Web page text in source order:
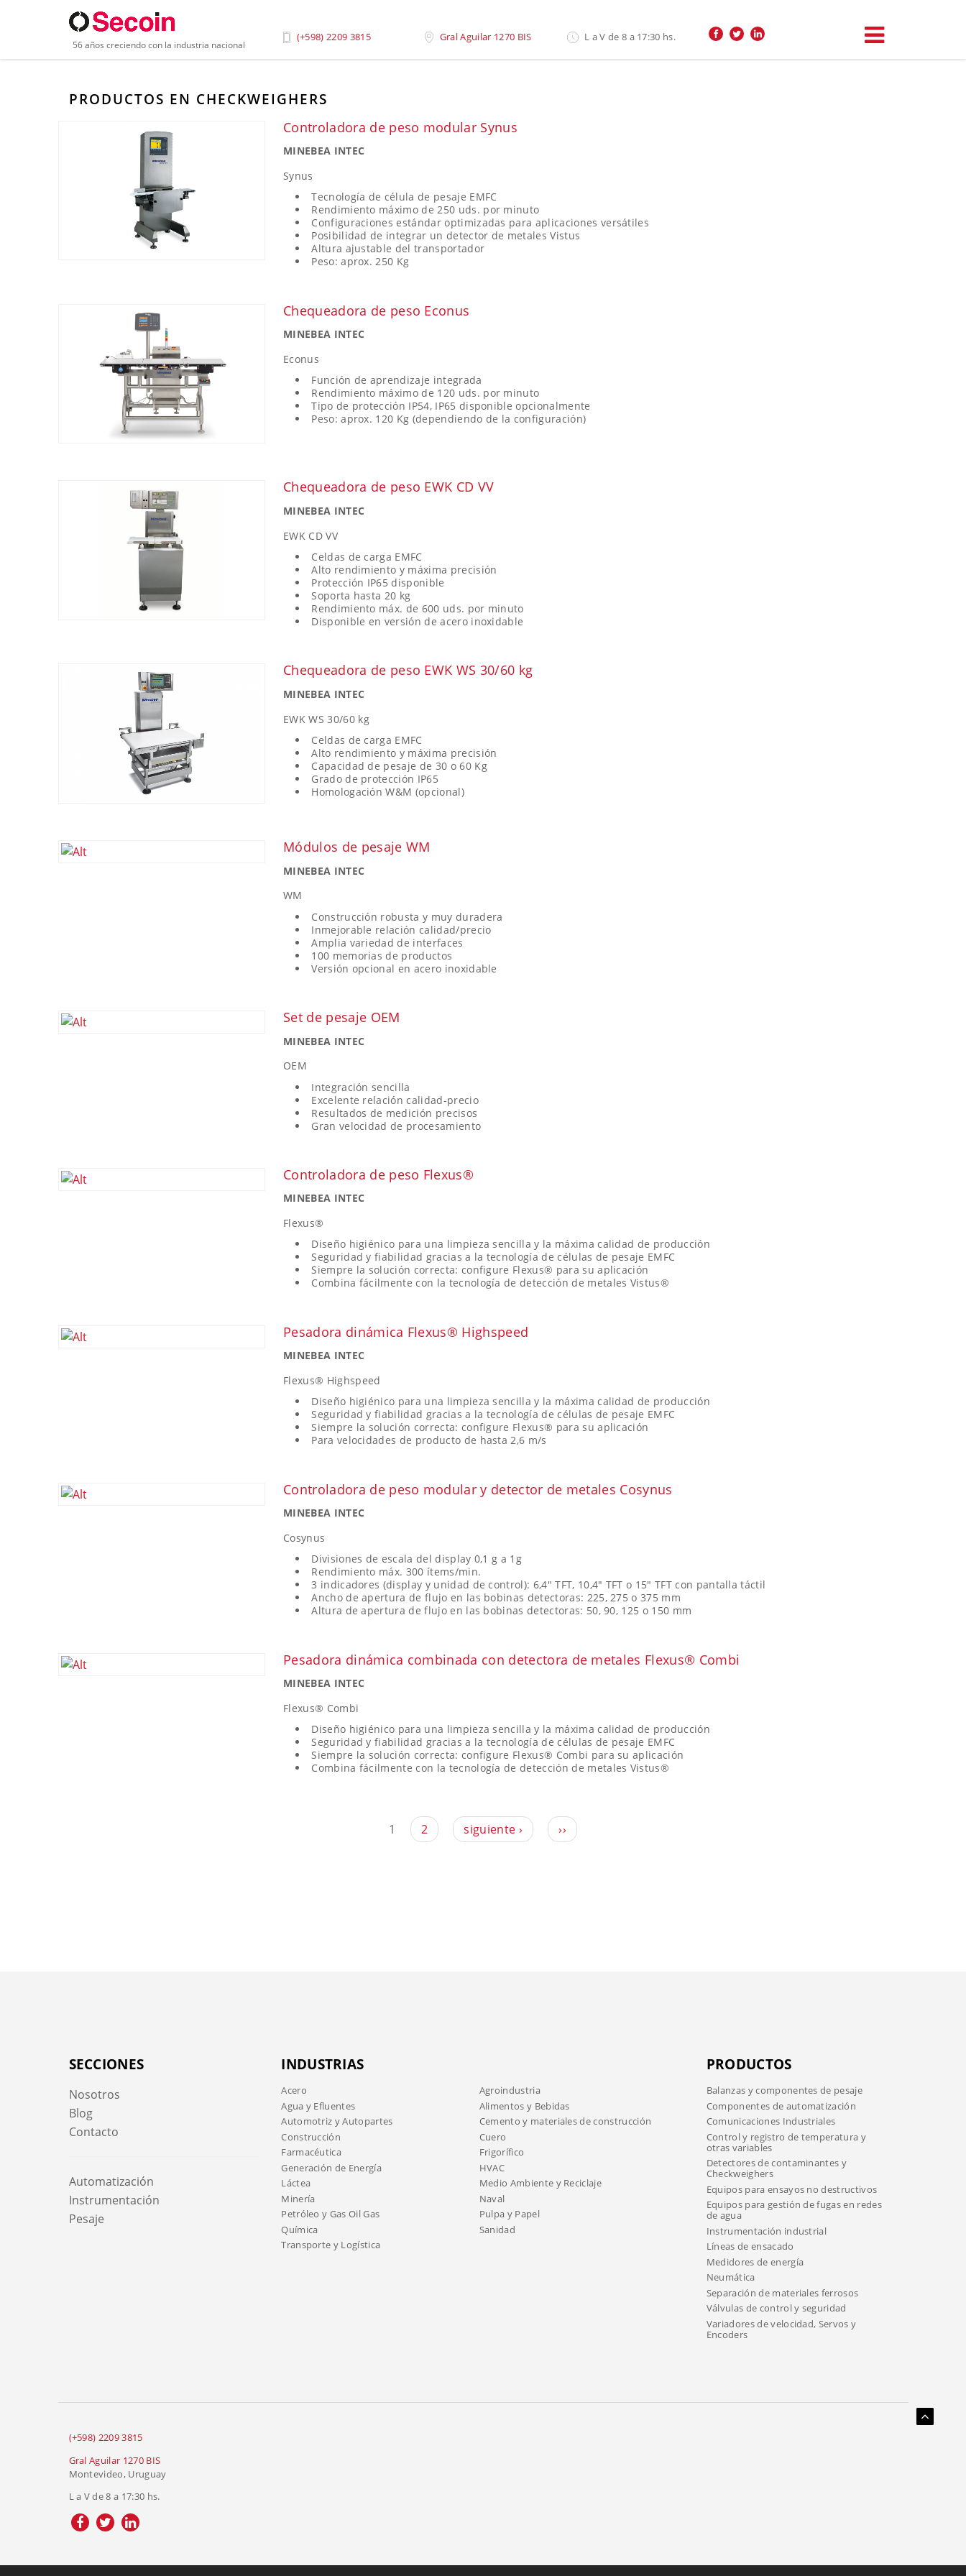
56 años creciendo con la industria nacional
(+598) 2209 3815 Gral Aguilar 1270 BIS L a V de 8 a 17:30 hs.
Inicio » Productos » Balanzas y Componentes de Pesaje » Checkweighers
PRODUCTOS EN CHECKWEIGHERS
Controladora de peso modular Synus
MINEBEA INTEC
Synus
Tecnología de célula de pesaje EMFC
Rendimiento máximo de 250 uds. por minuto
Configuraciones estándar optimizadas para aplicaciones versátiles
Posibilidad de integrar un detector de metales Vistus
Altura ajustable del transportador
Peso: aprox. 250 Kg
Chequeadora de peso Econus
MINEBEA INTEC
Econus
Función de aprendizaje integrada
Rendimiento máximo de 120 uds. por minuto
Tipo de protección IP54, IP65 disponible opcionalmente
Peso: aprox. 120 Kg (dependiendo de la configuración)
Chequeadora de peso EWK CD VV
MINEBEA INTEC
EWK CD VV
Celdas de carga EMFC
Alto rendimiento y máxima precisión
Protección IP65 disponible
Soporta hasta 20 kg
Rendimiento máx. de 600 uds. por minuto
Disponible en versión de acero inoxidable
Chequeadora de peso EWK WS 30/60 kg
MINEBEA INTEC
EWK WS 30/60 kg
Celdas de carga EMFC
Alto rendimiento y máxima precisión
Capacidad de pesaje de 30 o 60 Kg
Grado de protección IP65
Homologación W&M (opcional)
Módulos de pesaje WM
MINEBEA INTEC
WM
Construcción robusta y muy duradera
Inmejorable relación calidad/precio
Amplia variedad de interfaces
100 memorias de productos
Versión opcional en acero inoxidable
Set de pesaje OEM
MINEBEA INTEC
OEM
Integración sencilla
Excelente relación calidad-precio
Resultados de medición precisos
Gran velocidad de procesamiento
Controladora de peso Flexus®
MINEBEA INTEC
Flexus®
Diseño higiénico para una limpieza sencilla y la máxima calidad de producción
Seguridad y fiabilidad gracias a la tecnología de células de pesaje EMFC
Siempre la solución correcta: configure Flexus® para su aplicación
Combina fácilmente con la tecnología de detección de metales Vistus®
Pesadora dinámica Flexus® Highspeed
MINEBEA INTEC
Flexus® Highspeed
Diseño higiénico para una limpieza sencilla y la máxima calidad de producción
Seguridad y fiabilidad gracias a la tecnología de células de pesaje EMFC
Siempre la solución correcta: configure Flexus® para su aplicación
Para velocidades de producto de hasta 2,6 m/s
Controladora de peso modular y detector de metales Cosynus
MINEBEA INTEC
Cosynus
Divisiones de escala del display 0,1 g a 1g
Rendimiento máx. 300 ítems/min.
3 indicadores (display y unidad de control): 6,4" TFT, 10,4" TFT o 15" TFT con pantalla táctil
Ancho de apertura de flujo en las bobinas detectoras: 225, 275 o 375 mm
Altura de apertura de flujo en las bobinas detectoras: 50, 90, 125 o 150 mm
Pesadora dinámica combinada con detectora de metales Flexus® Combi
MINEBEA INTEC
Flexus® Combi
Diseño higiénico para una limpieza sencilla y la máxima calidad de producción
Seguridad y fiabilidad gracias a la tecnología de células de pesaje EMFC
Siempre la solución correcta: configure Flexus® Combi para su aplicación
Combina fácilmente con la tecnología de detección de metales Vistus®
1 2 siguiente › ››
SECCIONES
Nosotros
Blog
Contacto
Automatización
Instrumentación
Pesaje
INDUSTRIAS
Acero
Agroindustria
Agua y Efluentes
Alimentos y Bebidas
Automotriz y Autopartes
Cemento y materiales de construcción
Construcción
Cuero
Farmacéutica
Frigorífico
Generación de Energía
HVAC
Láctea
Medio Ambiente y Reciclaje
Minería
Naval
Petróleo y Gas Oil Gas
Pulpa y Papel
Química
Sanidad
Transporte y Logística
PRODUCTOS
Balanzas y componentes de pesaje
Componentes de automatización
Comunicaciones Industriales
Control y registro de temperatura y
otras variables
Detectores de contaminantes y
Checkweighers
Equipos para ensayos no destructivos
Equipos para gestión de fugas en redes
de agua
Instrumentación industrial
Líneas de ensacado
Medidores de energía
Neumática
Separación de materiales ferrosos
Válvulas de control y seguridad
Variadores de velocidad, Servos y
Encoders
(+598) 2209 3815
Gral Aguilar 1270 BIS
Montevideo, Uruguay
L a V de 8 a 17:30 hs.